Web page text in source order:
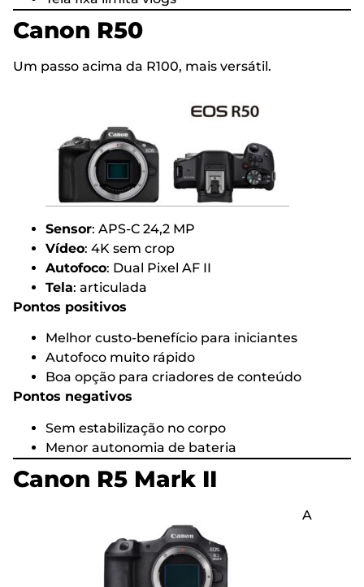
Canon R50
Um passo acima da R100, mais versátil.
Sensor: APS-C 24,2 MP
Vídeo: 4K sem crop
Autofoco: Dual Pixel AF II
Tela: articulada
Pontos positivos
Melhor custo-benefício para iniciantes
Autofoco muito rápido
Boa opção para criadores de conteúdo
Pontos negativos
Sem estabilização no corpo
Menor autonomia de bateria
Canon R5 Mark II
A